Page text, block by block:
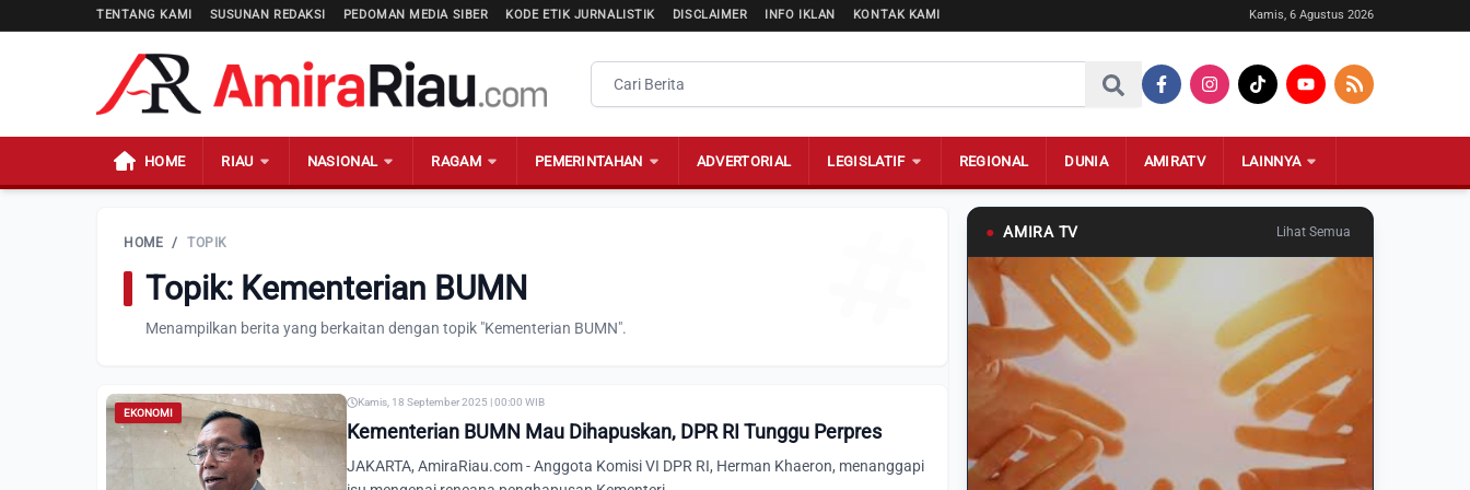
TENTANG KAMI SUSUNAN REDAKSI PEDOMAN MEDIA SIBER KODE ETIK JURNALISTIK DISCLAIMER INFO IKLAN KONTAK KAMI Kamis, 6 Agustus 2026
HOME RIAU NASIONAL RAGAM PEMERINTAHAN ADVERTORIAL LEGISLATIF REGIONAL DUNIA AMIRATV LAINNYA
HOME / TOPIK
Topik: Kementerian BUMN
Menampilkan berita yang berkaitan dengan topik "Kementerian BUMN".
EKONOMI
Kamis, 18 September 2025 | 00:00 WIB
Kementerian BUMN Mau Dihapuskan, DPR RI Tunggu Perpres
JAKARTA, AmiraRiau.com - Anggota Komisi VI DPR RI, Herman Khaeron, menanggapi
● AMIRA TV Lihat Semua